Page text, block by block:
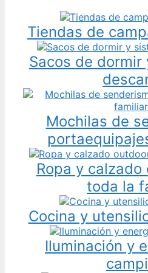
Tiendas de
Sacos de
Mochilas de
Ropa y
toda la
Cocina y
Iluminación y